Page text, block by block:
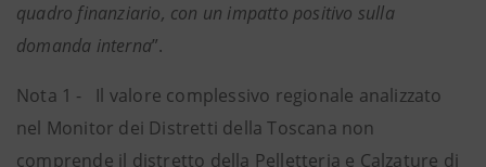
quadro finanziario, con un impatto positivo sulla
domanda interna”.
Nota 1 - Il valore complessivo regionale analizzato
nel Monitor dei Distretti della Toscana non
comprende il distretto della Pelletteria e Calzature di